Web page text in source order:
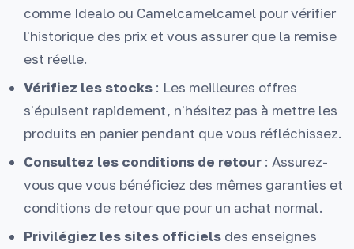
comme Idealo ou Camelcamelcamel pour vérifier
l'historique des prix et vous assurer que la remise
est réelle.
Vérifiez les stocks : Les meilleures offres
s'épuisent rapidement, n'hésitez pas à mettre les
produits en panier pendant que vous réfléchissez.
Consultez les conditions de retour : Assurez-
vous que vous bénéficiez des mêmes garanties et
conditions de retour que pour un achat normal.
Privilégiez les sites officiels des enseignes